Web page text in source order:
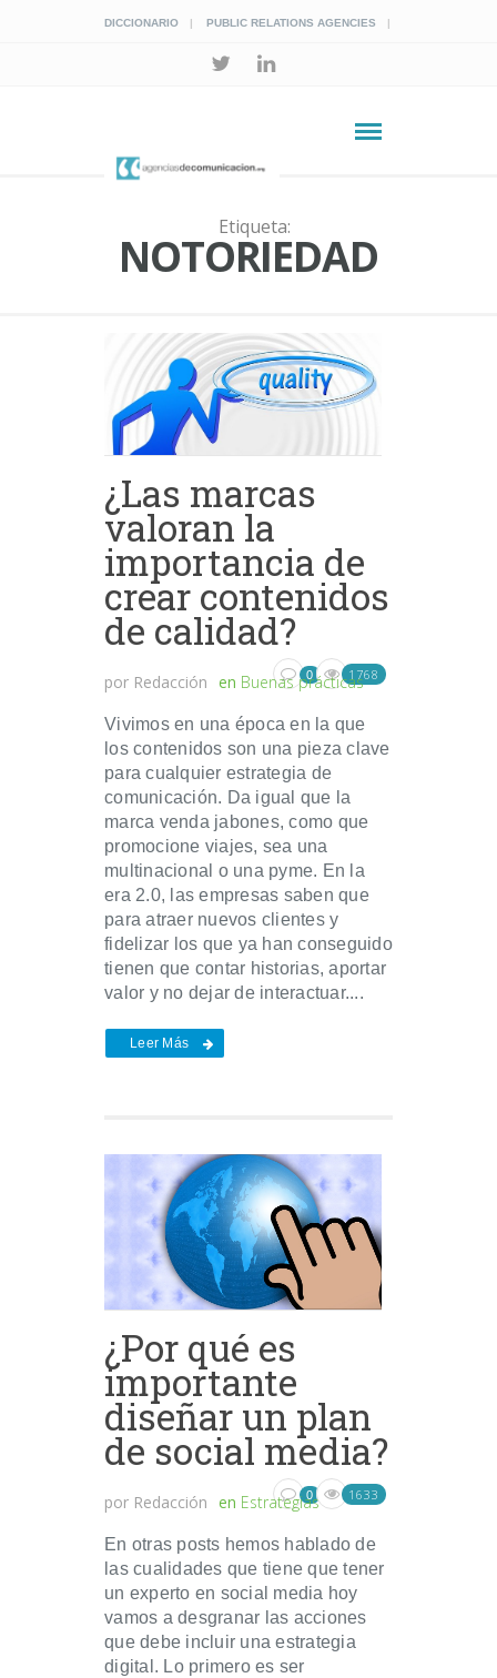
DICCIONARIO PUBLIC RELATIONS AGENCIES
Etiqueta:
NOTORIEDAD
¿Las marcas
valoran la
importancia de
crear contenidos
de calidad?
por Redacción en Buenas prácticas
0 1768
Vivimos en una época en la que
los contenidos son una pieza clave
para cualquier estrategia de
comunicación. Da igual que la
marca venda jabones, como que
promocione viajes, sea una
multinacional o una pyme. En la
era 2.0, las empresas saben que
para atraer nuevos clientes y
fidelizar los que ya han conseguido
tienen que contar historias, aportar
valor y no dejar de interactuar....
Leer Más
¿Por qué es
importante
diseñar un plan
de social media?
por Redacción en Estrategias
0 1633
En otras posts hemos hablado de
las cualidades que tiene que tener
un experto en social media hoy
vamos a desgranar las acciones
que debe incluir una estrategia
digital. Lo primero es ser